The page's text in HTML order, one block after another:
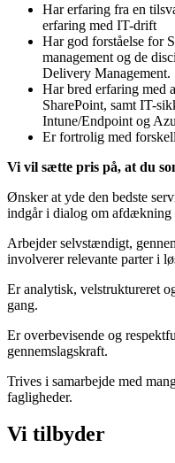
Har erfaring fra en
erfaring med IT-drift
Har god forståelse for
management og de
Delivery Management.
Har bred erfaring med
SharePoint, samt IT-
Intune/Endpoint og
Er fortrolig med
Vi vil sætte pris på, at du
Ønsker at yde den bedste
indgår i dialog om afdækning
Arbejder selvstændigt,
involverer relevante parter i
Er analytisk, velstruktureret
gang.
Er overbevisende og
gennemslagskraft.
Trives i samarbejde med
fagligheder.
Vi tilbyder